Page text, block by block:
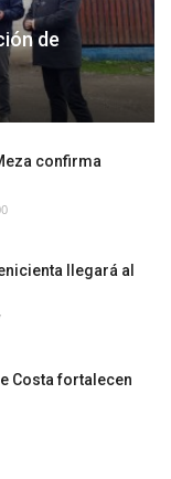
de
confirma
llegará al
Costa fortalecen